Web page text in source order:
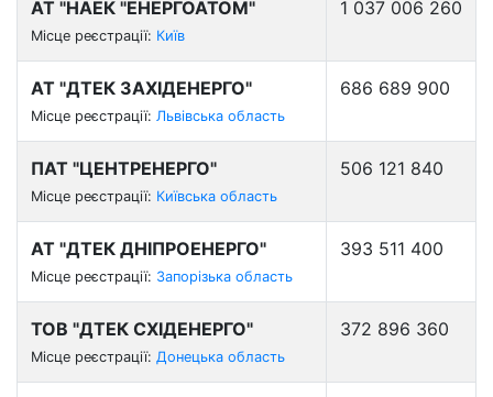
АТ "НАЕК "ЕНЕРГОАТОМ"
Місце реєстрації: Київ
1 037 006 260
АТ "ДТЕК ЗАХІДЕНЕРГО"
Місце реєстрації: Львівська область
686 689 900
ПАТ "ЦЕНТРЕНЕРГО"
Місце реєстрації: Київська область
506 121 840
АТ "ДТЕК ДНІПРОЕНЕРГО"
Місце реєстрації: Запорізька область
393 511 400
ТОВ "ДТЕК СХІДЕНЕРГО"
Місце реєстрації: Донецька область
372 896 360